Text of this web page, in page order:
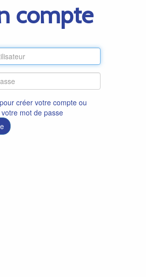
compte
créer votre compte ou
mot de passe